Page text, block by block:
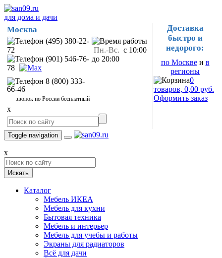
для дома и дачи
Москва
(495) 380-22-
72
(901) 546-76-
78
8 (800) 333-
66-46
звонок по России бесплатный
Пн.-Вс. с 10:00
до 20:00
x
Доставка
быстро и
недорого:
по Москвеи в
регионы
0
товаров, 0,00 руб.
Оформить заказ
Toggle navigation
x
Искать
Каталог
Мебель ИКЕА
Мебель для кухни
Бытовая техника
Мебель и интерьер
Мебель для учебы и работы
Экраны для радиаторов
Всё для дачи